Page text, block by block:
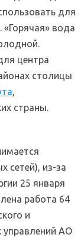
для
вода
центра
столицы
,
страны.
сетей), из-за
25 января
работа 64
и
управлений АО